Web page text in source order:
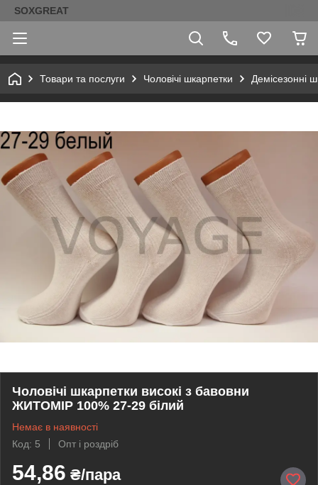
SOXGREAT
Товари та послуги Чоловічі шкарпетки Демісезонні
Чоловічі шкарпетки високі з бавовни
ЖИТОМІР 100% 27-29 білий
Немає в наявності
Код: 5
Опт і роздріб
54,86 ₴/пара